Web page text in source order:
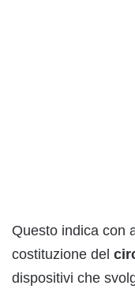
Questo indica con
costituzione del
dispositivi che